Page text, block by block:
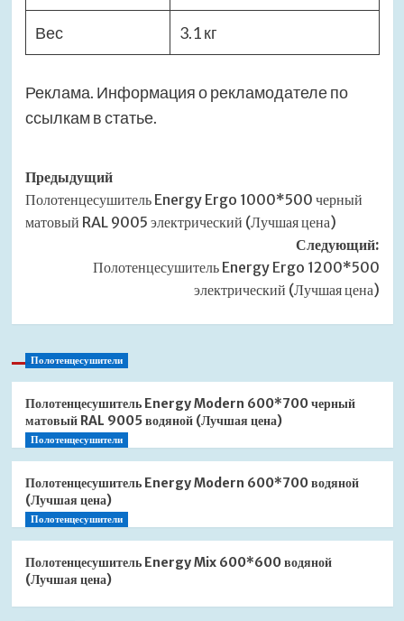
Вес 3.1 кг
Реклама. Информация о рекламодателе по
ссылкам в статье.
Навигация
записи
Предыдущий
Полотенцесушитель Energy Ergo 1000*500 черный
матовый RAL 9005 электрический (Лучшая цена)
Следующий:
Полотенцесушитель Energy Ergo 1200*500
электрический (Лучшая цена)
Полотенцесушители
Полотенцесушитель Energy Modern 600*700 черный
матовый RAL 9005 водяной (Лучшая цена)
Полотенцесушители
Полотенцесушитель Energy Modern 600*700 водяной
(Лучшая цена)
Полотенцесушители
Полотенцесушитель Energy Mix 600*600 водяной
(Лучшая цена)